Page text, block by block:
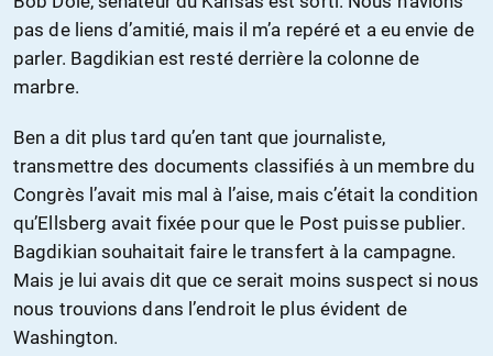
pas de liens d’amitié, mais il m’a repéré et a eu envie de
parler. Bagdikian est resté derrière la colonne de
marbre.
Ben a dit plus tard qu’en tant que journaliste,
transmettre des documents classifiés à un membre du
Congrès l’avait mis mal à l’aise, mais c’était la condition
qu’Ellsberg avait fixée pour que le Post puisse publier.
Bagdikian souhaitait faire le transfert à la campagne.
Mais je lui avais dit que ce serait moins suspect si nous
nous trouvions dans l’endroit le plus évident de
Washington.